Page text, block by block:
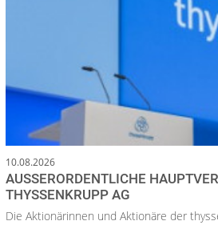
10.08.2026
AUSSERORDENTLICHE
HYSSENKRUPP AG
Die Aktionärinnen und Aktionäre der